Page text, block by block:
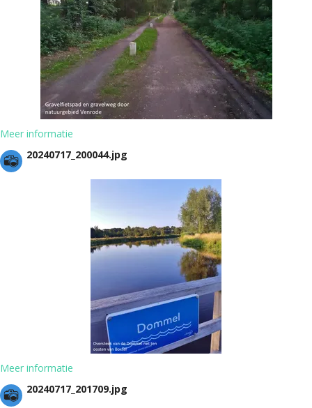
Meer informatie
20240717_200044.jpg
Meer informatie
20240717_201709.jpg